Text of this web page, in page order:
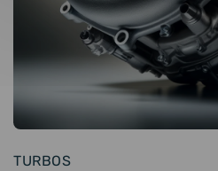
TURBOS